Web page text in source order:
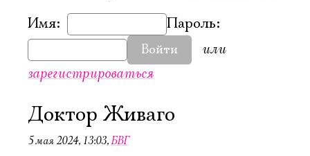
Имя:
Пароль:
Войти
или
зарегистрироваться
Доктор Живаго
5 мая 2024, 13:03,БВГ